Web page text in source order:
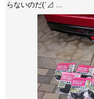
らないのだ(´⊿ ...